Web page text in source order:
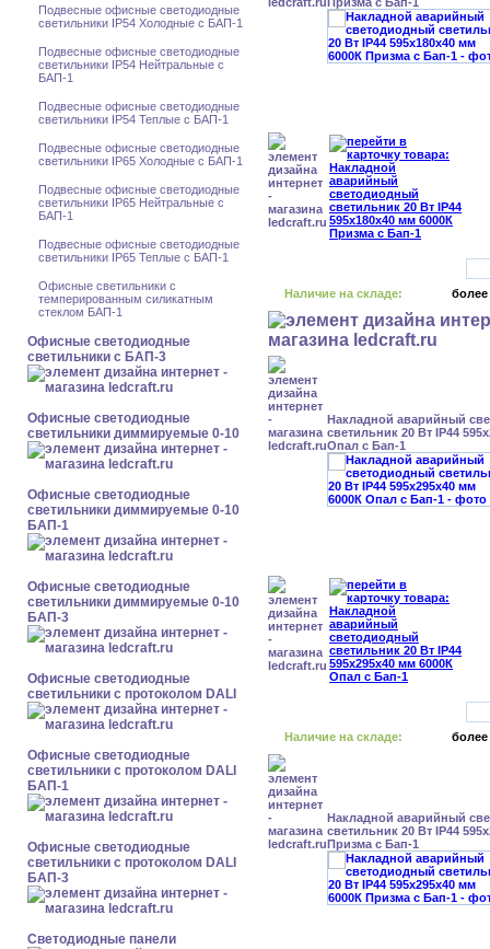
Подвесные офисные светодиодные
светильники IP54 Холодные с БАП-1
Подвесные офисные светодиодные
светильники IP54 Нейтральные с
БАП-1
Подвесные офисные светодиодные
светильники IP54 Теплые с БАП-1
Подвесные офисные светодиодные
светильники IP65 Холодные с БАП-1
Подвесные офисные светодиодные
светильники IP65 Нейтральные с
БАП-1
Подвесные офисные светодиодные
светильники IP65 Теплые с БАП-1
Офисные светильники с
темперированным силикатным
стеклом БАП-1
Офисные светодиодные
светильники с БАП-3
Офисные светодиодные
светильники диммируемые 0-10
Офисные светодиодные
светильники диммируемые 0-10
БАП-1
Офисные светодиодные
светильники диммируемые 0-10
БАП-3
Офисные светодиодные
светильники с протоколом DALI
Офисные светодиодные
светильники с протоколом DALI
БАП-1
Офисные светодиодные
светильники с протоколом DALI
БАП-3
Cветодиодные панели
Наличие на складе: более
Накладной аварийный
светильник 20 Вт IP44
Опал с Бап-1
Наличие на складе: более
Накладной аварийный
светильник 20 Вт IP44
Призма с Бап-1